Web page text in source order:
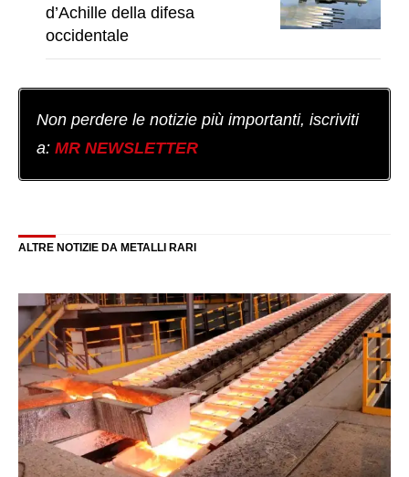
d’Achille della difesa
occidentale
Non perdere le notizie più importanti, iscriviti
a: MR NEWSLETTER
ALTRE NOTIZIE DA METALLI RARI